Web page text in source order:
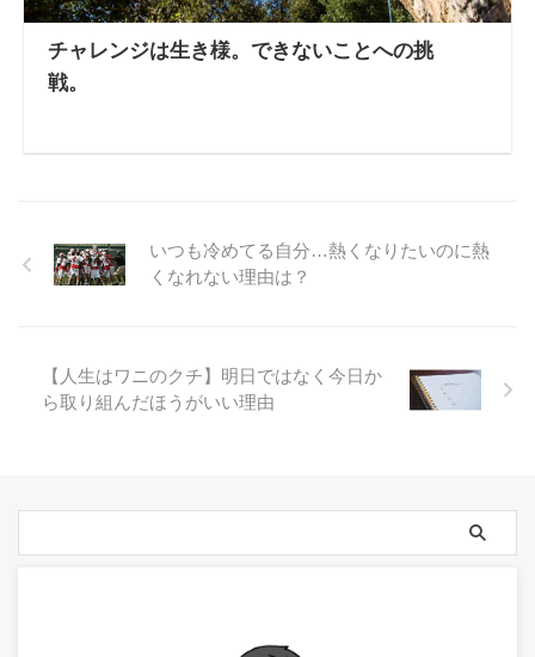
チャレンジは生き様。できないことへの挑
戦。
いつも冷めてる自分…熱くなりたいのに熱
くなれない理由は？
【人生はワニのクチ】明日ではなく今日か
ら取り組んだほうがいい理由